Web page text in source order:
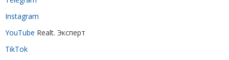
Instagram
YouTube Realt. Эксперт
TikTok